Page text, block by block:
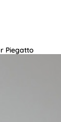
Piegatto